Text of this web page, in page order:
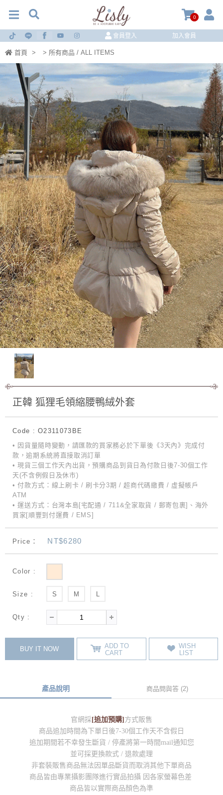
0
會員登入 加入會員
首頁 > > 所有商品 / ALL ITEMS
正韓 狐狸毛領縮腰鴨絨外套
Code : O2311073BE
• 因貨量隨時變動，請匯款的買家務必於下單後《3天內》完成付
款，逾期系統將直接取消訂單
• 現貨三個工作天內出貨，預購商品到貨日為付款日後7-30個工作
天(不含例假日及休市)
• 付款方式：線上刷卡 / 刷卡分3期 / 超商代碼繳費 / 虛擬帳戶
ATM
• 運送方式：台灣本島[宅配通 / 711&全家取貨 / 郵寄包裹]、海外
買家[順豐到付運費 / EMS]
Price： NT$6280
Color :
Size : S M L
Qty :
BUY IT NOW
ADD TO
CART
WISH
LIST
產品說明 商品問與答 (2)
官網採[追加預購]方式販售
商品追加時間為下單日後7-30個工作天不含假日
追加期間若不幸發生斷貨 / 停產將第一時間mail通知您
並可採更換款式 / 退款處理
非套裝販售商品無法因單品斷貨而取消其他下單商品
商品皆由專業攝影團隊進行實品拍攝 因各家螢幕色差
商品皆以實際商品顏色為準